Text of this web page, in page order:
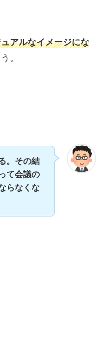
アルなイメージにな
。
。その結
て会議の
らなくな